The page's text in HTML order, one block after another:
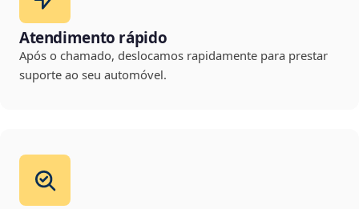
Atendimento rápido
Após o chamado, deslocamos rapidamente para prestar
suporte ao seu automóvel.